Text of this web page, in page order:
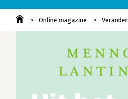
Online magazine